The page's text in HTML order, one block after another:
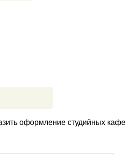
оформление студийных кафе